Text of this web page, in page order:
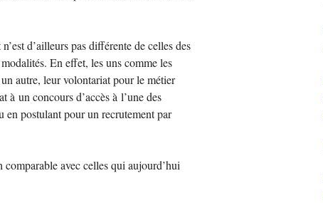
d’ailleurs pas différente de celles des
En effet, les uns comme les
autre, leur volontariat pour le métier
à un concours d’accès à l’une des
en postulant pour un recrutement par
avec celles qui aujourd’hui